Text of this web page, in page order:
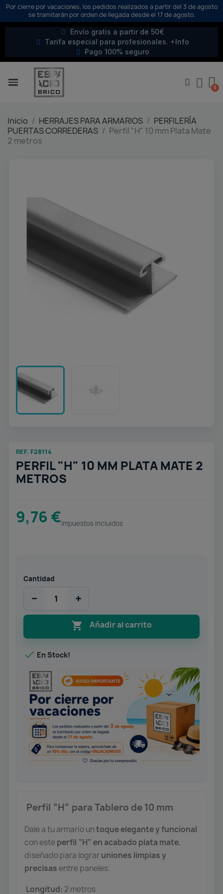
Por cierre por vacaciones, los pedidos realizados a partir del 3 de agosto
se tramitarán por orden de llegada desde el 17 de agosto.
Envío gratis a partir de 50€
Tarifa especial para profesionales. +Info
Pago 100% seguro
Inicio HERRAJES PARA ARMARIOS
PERFILERÍA
PUERTAS CORREDERAS
Perfil "H" 10 mm Plata Mate
2 metros
REF. F28114
PERFIL "H" 10 MM PLATA MATE 2
METROS
9,76 €Impuestos incluidos
Cantidad
− +
 Añadir al carrito
 En Stock!
️ Perfil “H” para Tablero de 10 mm
Dale a tu armario untoque elegante y funcional
con esteperfil “H” en acabado plata mate,
diseñado para lograruniones limpias y
precisas entre paneles.
Longitud: 2 metros